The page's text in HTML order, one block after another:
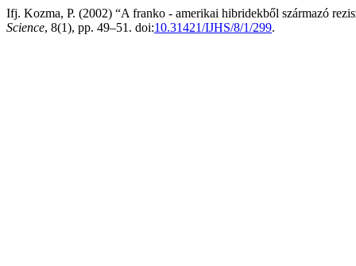
Ifj. Kozma, P. (2002) “A franko - amerikai hibridekből származó
Science, 8(1), pp. 49–51. doi:10.31421/IJHS/8/1/299.